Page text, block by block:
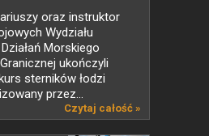
oraz instruktor
Wydziału
Morskiego
ukończyli
sterników łodzi
przez...
Czytaj całość »